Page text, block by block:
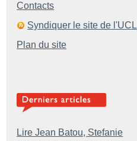
Contacts
Syndiquer le site de l'UCL
Plan du site
Lire Jean Batou, Stefanie